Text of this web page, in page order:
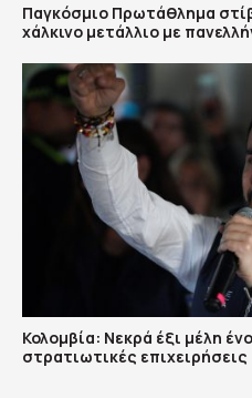
Παγκόσμιο Πρωτάθλημα
χάλκινο μετάλλιο με
Κολομβία: Νεκρά έξι μέλη
στρατιωτικές επιχειρήσεις